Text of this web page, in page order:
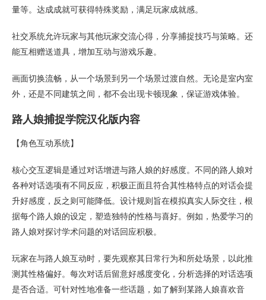
量等。达成成就可获得特殊奖励，满足玩家成就感。
社交系统允许玩家与其他玩家交流心得，分享捕捉技巧与策略。还
能互相赠送道具，增加互动与游戏乐趣。
画面切换流畅，从一个场景到另一个场景过渡自然。无论是室内室
外，还是不同建筑之间，都不会出现卡顿现象，保证游戏体验。
路人娘捕捉学院汉化版内容
【角色互动系统】
核心交互逻辑是通过对话增进与路人娘的好感度。不同的路人娘对
各种对话选项有不同反应，积极正面且符合其性格特点的对话会提
升好感度，反之则可能降低。设计规则旨在模拟真实人际交往，根
据每个路人娘的设定，塑造独特的性格与喜好。例如，热爱学习的
路人娘对探讨学术问题的对话回应积极。
玩家在与路人娘互动时，要先观察其日常行为和所处场景，以此推
测其性格偏好。每次对话后留意好感度变化，分析选择的对话选项
是否合适。可针对性地准备一些话题，如了解到某路人娘喜欢音